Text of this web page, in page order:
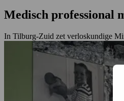
Medisch professional
In Tilburg-Zuid zet verloskundige